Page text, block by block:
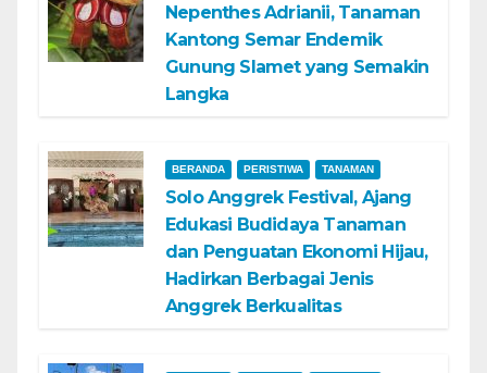
Nepenthes Adrianii, Tanaman
Kantong Semar Endemik
Gunung Slamet yang Semakin
Langka
BERANDA PERISTIWA TANAMAN
Solo Anggrek Festival, Ajang
Edukasi Budidaya Tanaman
dan Penguatan Ekonomi Hijau,
Hadirkan Berbagai Jenis
Anggrek Berkualitas